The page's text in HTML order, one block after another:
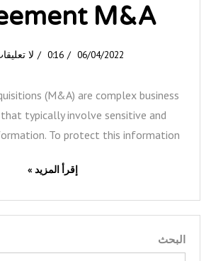
M&A
06/04/2022
0:16 لا
(M&A) are complex business
typically involve sensitive and
To protect this information,
إقرأ المزيد »
البحث